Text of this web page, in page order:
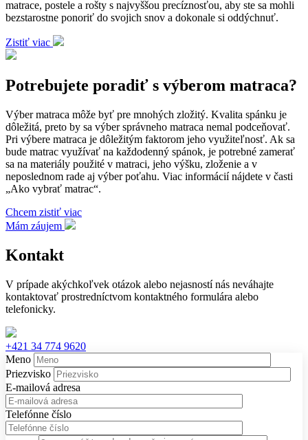
matrace, postele a rošty s najvyššou precíznosťou, aby ste sa mohli
bezstarostne ponoriť do svojich snov a dokonale si oddýchnuť.
Zistiť viac
Potrebujete poradiť s výberom matraca?
Výber matraca môže byť pre mnohých zložitý. Kvalita spánku je
dôležitá, preto by sa výber správneho matraca nemal podceňovať.
Pri výbere matraca je dôležitým faktorom jeho využiteľnosť. Ak sa
bude matrac využívať na každodenný spánok, je potrebné zamerať
sa na materiály použité v matraci, jeho výšku, zloženie a v
neposlednom rade aj výber poťahu. Viac informácií nájdete v časti
„Ako vybrať matrac“.
Chcem zistiť viac
Mám záujem
Kontakt
V prípade akýchkoľvek otázok alebo nejasností nás neváhajte
kontaktovať prostredníctvom kontaktného formulára alebo
telefonicky.
+421 34 774 9620
Meno
Priezvisko
E-mailová adresa
Telefónne číslo